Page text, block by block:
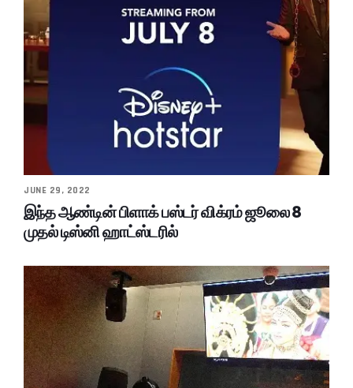
JUNE 29, 2022
இந்த ஆண்டின் பிளாக் பஸ்டர் விக்ரம் ஜூலை 8
முதல் டிஸ்னி ஹாட்ஸ்டரில்